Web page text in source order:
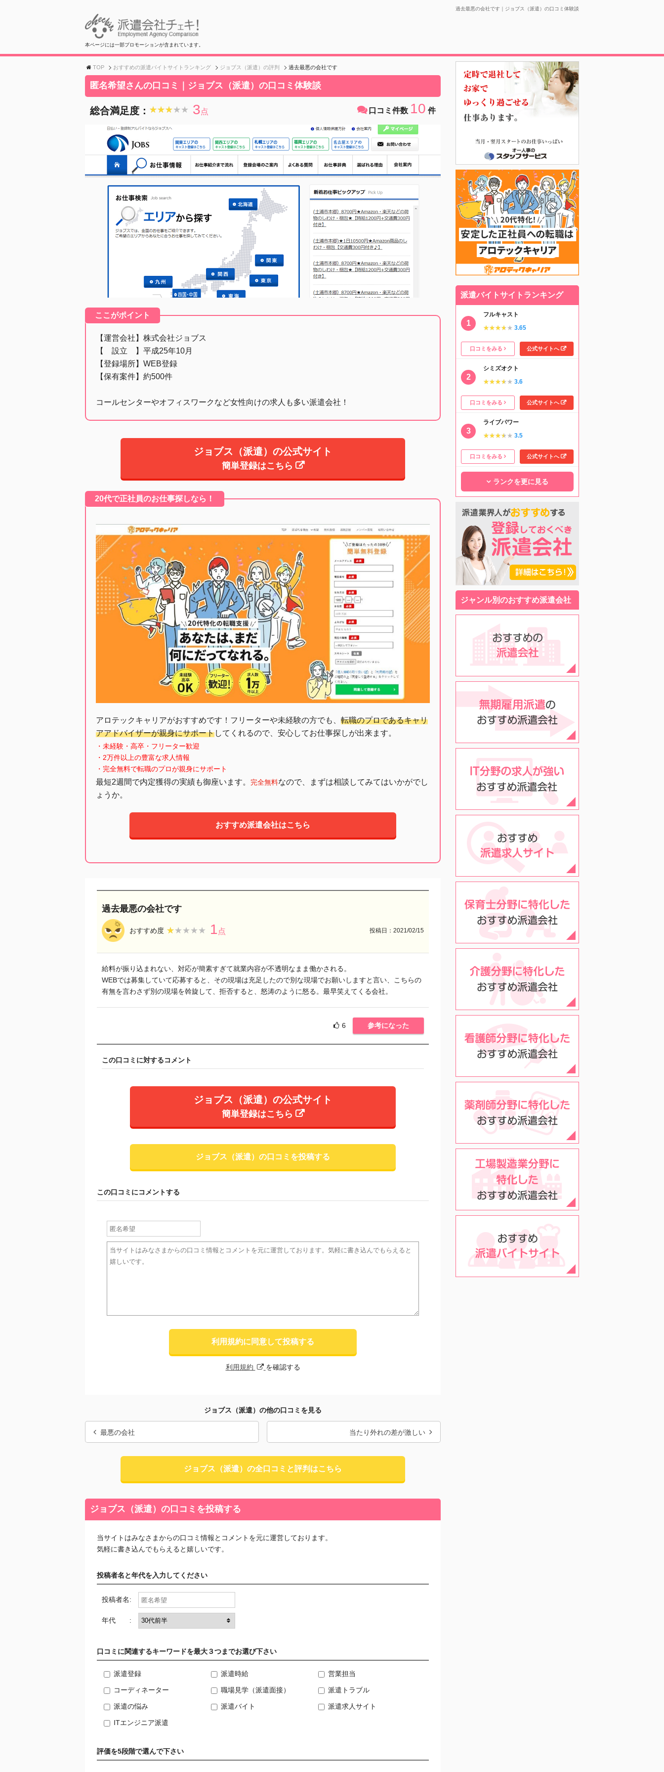
過去最悪の会社です｜ジョブス（派遣）の口コミ体験談
本ページには一部プロモーションが含まれています。
TOP おすすめの派遣バイトサイトランキング ジョブス（派遣）の評判 過去最悪の会社です
匿名希望さんの口コミ｜ジョブス（派遣）の口コミ体験談
総合満足度： ★★★★★
★★★★★ 3点 口コミ件数 10 件
ここがポイント
【運営会社】株式会社ジョブス
【 設立 】平成25年10月
【登録場所】WEB登録
【保有案件】約500件
コールセンターやオフィスワークなど女性向けの求人も多い派遣会社！
ジョブス（派遣）の公式サイト
簡単登録はこちら
20代で正社員のお仕事探しなら！
アロテックキャリアがおすすめです！フリーターや未経験の方でも、 転職のプロであるキャリ
アアドバイザーが親身にサポートしてくれるので、安心してお仕事探しが出来ます。
・未経験・高卒・フリーター歓迎
・2万件以上の豊富な求人情報
・完全無料で転職のプロが親身にサポート
最短2週間で内定獲得の実績も御座います。 完全無料なので、まずは相談してみてはいかがでし
ょうか。
おすすめ派遣会社はこちら
過去最悪の会社です
おすすめ度 ★★★★★
★★★★★ 1点 投稿日：2021/02/15
給料が振り込まれない、対応が簡素すぎて就業内容が不透明なまま働かされる。
WEBでは募集していて応募すると、その現場は充足したので別な現場でお願いしますと言い、こちらの
有無を言わさず別の現場を斡旋して、拒否すると、怒涛のように怒る。最早笑えてくる会社。
6 参考になった
この口コミに対するコメント
ジョブス（派遣）の公式サイト
簡単登録はこちら
ジョブス（派遣）の口コミを投稿する
この口コミにコメントする
利用規約に同意して投稿する
利用規約 を確認する
ジョブス（派遣）の他の口コミを見る
最悪の会社 当たり外れの差が激しい
ジョブス（派遣）の全口コミと評判はこちら
ジョブス（派遣）の口コミを投稿する
当サイトはみなさまからの口コミ情報とコメントを元に運営しております。
気軽に書き込んでもらえると嬉しいです。
投稿者名と年代を入力してください
投稿者名:
年代 :
口コミに関連するキーワードを最大３つまでお選び下さい
派遣登録 派遣時給 営業担当
コーディネーター 職場見学（派遣面接） 派遣トラブル
派遣の悩み 派遣バイト 派遣求人サイト
ITエンジニア派遣
評価を5段階で選んで下さい
派遣バイトサイトランキング
フルキャスト
★★★★★
★★★★★ 3.65
口コミをみる 公式サイトへ
シミズオクト
★★★★★
★★★★★ 3.6
口コミをみる 公式サイトへ
ライブパワー
★★★★★
★★★★★ 3.5
口コミをみる 公式サイトへ
ランクを更に見る
ジャンル別のおすすめ派遣会社